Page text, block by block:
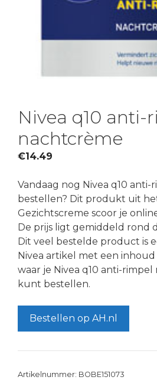
Nivea q10 anti-
nachtcrème
€14.49
Vandaag nog Nivea q10
bestellen? Dit produkt uit
Gezichtscreme scoor je
De prijs ligt gemiddeld rond
Dit veel bestelde product is
Nivea artikel met een inhoud
waar je Nivea q10 anti-
kunt bestellen.
Bestellen op AH.nl
Artikelnummer: BOBE151073